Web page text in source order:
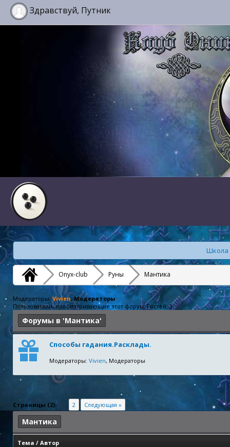
Здравствуй, Путник
Школа
Onyx-club Руны Мантика
Модераторы: Vivien, Модераторы
Пользователи, просматривающие этот форум: Гостей: 3
Форумы в 'Мантика'
Способы гадания.Расклады.
Модераторы: Vivien, Модераторы
Страницы (2): 1 2 Следующая »
Мантика
Тема / Автор